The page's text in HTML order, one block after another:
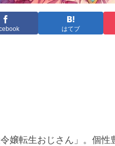
はてブ
嬢転生おじさん」。個